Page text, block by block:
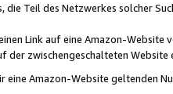
Teil des Netzwerkes solcher
Link auf eine Amazon-
der zwischengeschalteten
Amazon-Website geltenden